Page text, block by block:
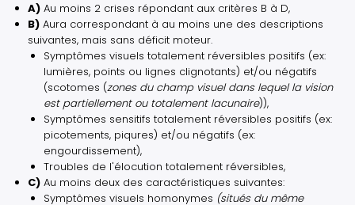
A) Au moins 2 crises répondant aux critères B à D,
B) Aura correspondant à au moins une des descriptions
suivantes, mais sans déficit moteur.
Symptômes visuels totalement réversibles positifs (ex:
lumières, points ou lignes clignotants) et/ou négatifs
(scotomes (zones du champ visuel dans lequel la vision
est partiellement ou totalement lacunaire)),
Symptômes sensitifs totalement réversibles positifs (ex:
picotements, piqures) et/ou négatifs (ex:
engourdissement),
Troubles de l'élocution totalement réversibles,
C) Au moins deux des caractéristiques suivantes:
Symptômes visuels homonymes (situés du même